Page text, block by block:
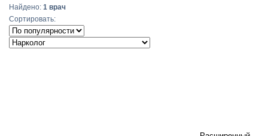
Найдено: 1 врач
Сортировать: